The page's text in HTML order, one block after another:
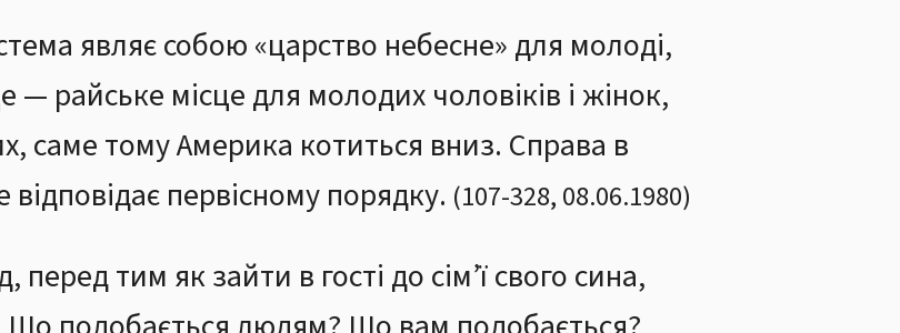
являє собою «царство небесне» для молоді,
— райське місце для молодих чоловіків і жінок,
саме тому Америка котиться вниз. Справа в
первісному порядку. (107-328, 08.06.1980)
перед тим як зайти в гості до сім’ї свого сина,